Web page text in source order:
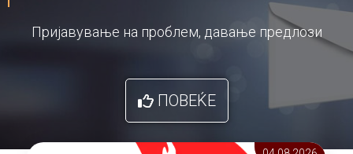
Пријавување на проблем, давање предлози
ПОВЕЌЕ